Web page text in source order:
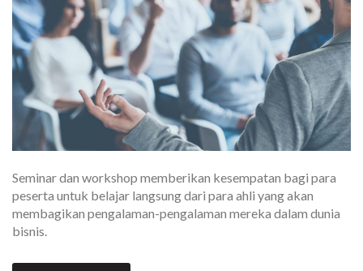
Seminar dan workshop memberikan kesempatan bagi para
peserta untuk belajar langsung dari para ahli yang akan
membagikan pengalaman-pengalaman mereka dalam dunia
bisnis.